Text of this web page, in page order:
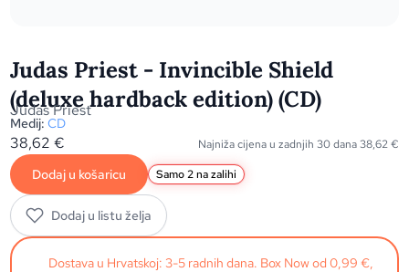
Judas Priest - Invincible Shield
(deluxe hardback edition) (CD)
Judas Priest
Medij: CD
38,62€ Najniža cijena u zadnjih 30 dana38,62€
Dodaj u košaricu Samo 2 na zalihi
Dodaj u listu želja
Dostava u Hrvatskoj: 3-5 radnih dana. Box Now od 0,99 €,